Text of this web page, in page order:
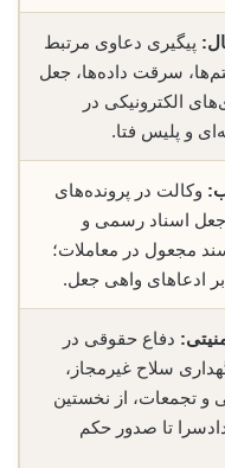
پیگیری دعاوی مرتبط
سرقت داده‌ها، جعل
الکترونیکی در
و پلیس فتا.
وکالت در پرونده‌های
جعل اسناد رسمی و
مجعول در معاملات؛
ادعاهای واهی جعل.
دفاع حقوقی در
سلاح غیرمجاز،
و تجمعات، از نخستین
تا صدور حکم